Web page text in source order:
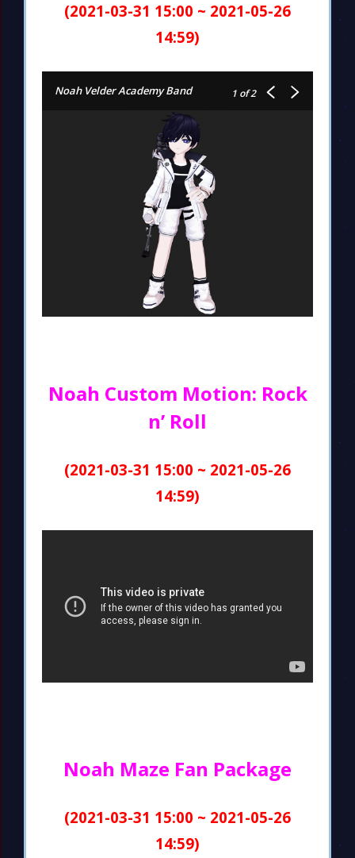
(2021-03-31 15:00 ~ 2021-05-26
14:59)
Noah Velder Academy Band 1 of 2
Noah Custom Motion: Rock
n’ Roll
(2021-03-31 15:00 ~ 2021-05-26
14:59)
Noah Maze Fan Package
(2021-03-31 15:00 ~ 2021-05-26
14:59)